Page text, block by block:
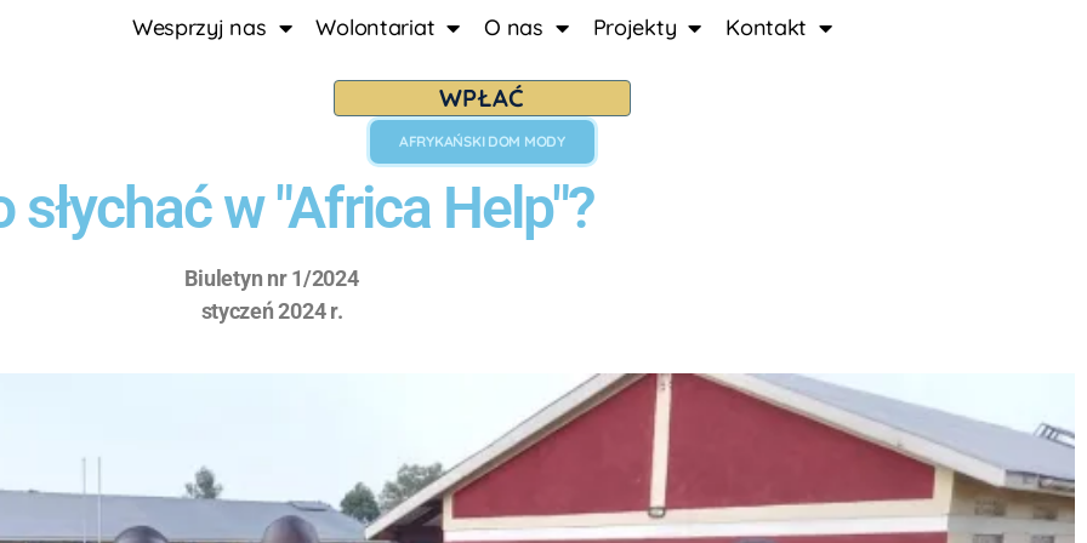
Wesprzyj nas Wolontariat O nas Projekty Kontakt
WPŁAĆ
AFRYKAŃSKI DOM MODY
słychać w "Africa Help"?
Biuletyn nr 1/2024
styczeń 2024 r.